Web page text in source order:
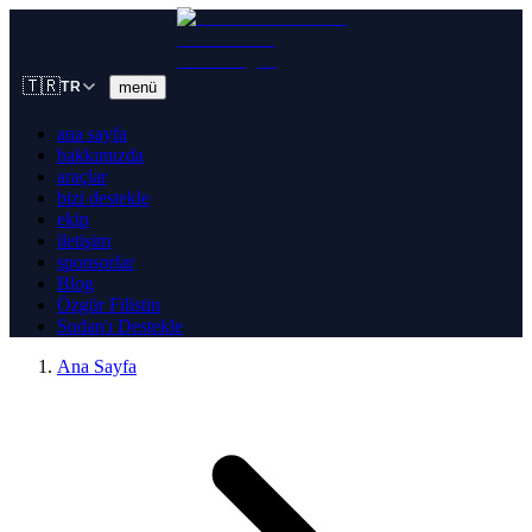
🇹🇷TR menü
ana sayfa
hakkımızda
araçlar
bizi destekle
ekip
iletişim
sponsorlar
Blog
Özgür Filistin
Sudan'ı Destekle
Ana Sayfa